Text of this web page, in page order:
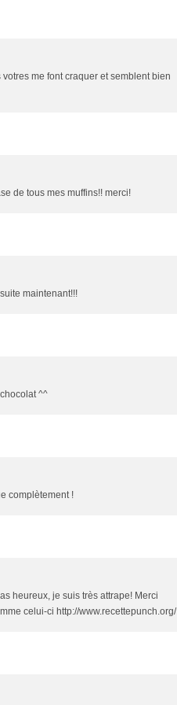
me font craquer et semblent bien
de tous mes muffins!! merci!
maintenant!!!
^^
complètement !
heureux, je suis très attrape! Merci
celui-ci http://www.recettepunch.org/